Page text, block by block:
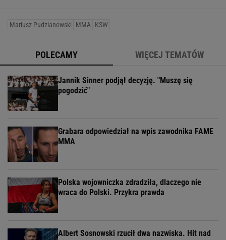
Mariusz Pudzianowski MMA KSW
POLECAMY WIĘCEJ TEMATÓW
Jannik Sinner podjął decyzję. "Muszę się
pogodzić"
Grabara odpowiedział na wpis zawodnika FAME
MMA
Polska wojowniczka zdradziła, dlaczego nie
wraca do Polski. Przykra prawda
Albert Sosnowski rzucił dwa nazwiska. Hit nad